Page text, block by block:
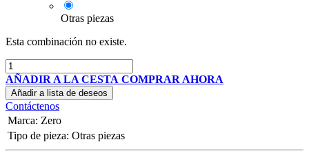
Otras piezas
Esta combinación no existe.
AÑADIR A LA CESTA COMPRAR AHORA
Añadir a lista de deseos
Contáctenos
Marca: Zero
Tipo de pieza: Otras piezas